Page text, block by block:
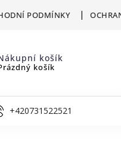
PODMÍNKY
košík
košík
VÝKUP ZLATNICKÁ
+420731522521